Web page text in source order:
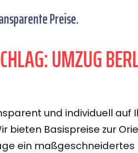
Preise.
UMZUG
und individuell auf
bieten Basispreise zur
ein maßgeschneidertes